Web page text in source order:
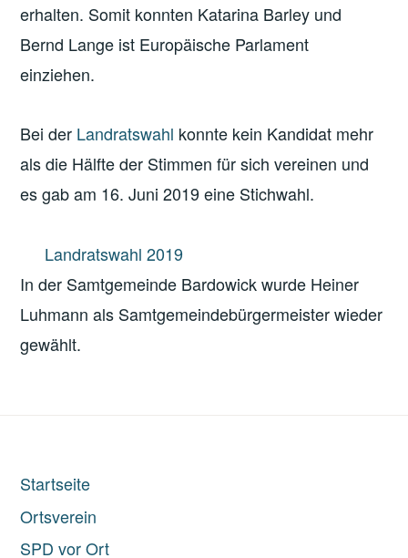
erhalten. Somit konnten Katarina Barley und
Bernd Lange ist Europäische Parlament
einziehen.
Bei der Landratswahl konnte kein Kandidat mehr
als die Hälfte der Stimmen für sich vereinen und
es gab am 16. Juni 2019 eine Stichwahl.
Landratswahl 2019
In der Samtgemeinde Bardowick wurde Heiner
Luhmann als Samtgemeindebürgermeister wieder
gewählt.
Startseite
Ortsverein
SPD vor Ort